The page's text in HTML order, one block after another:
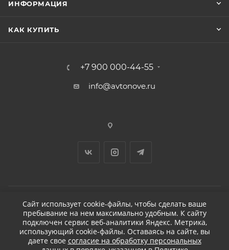
ИНФОРМАЦИЯ
КАК КУПИТЬ
+7 900 000-44-55
info@avtonove.ru
2026 © ДЕТЕЙЛИНГ-МАРКЕТ АВТОНОВЬЕ
Сайт использует cookie-файлы, чтобы сделать ваше
пребывание на нем максимально удобным. К cайту
подключен сервис веб-аналитики Яндекс. Метрика,
использующий cookie-файлы. Оставаясь на сайте, вы
даете свое согласие на обработку персональных